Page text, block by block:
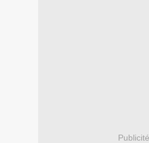
Publicité